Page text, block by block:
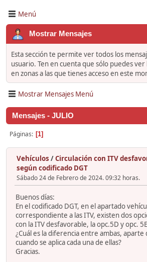
Menú
Mostrar Mensajes
Esta sección te permite ver todos los
usuario. Ten en cuenta que sólo puedes
en zonas a las que tienes acceso en este
Mostrar Mensajes Menú
Mensajes - JULIO
Páginas 1
Vehículos /Circulación con ITV
según codificado DGT
Sábado 24 de Febrero de 2024. 09:32 horas.
Buenos días:
En el codificado DGT, en el apartado
correspondiente a las ITV, existen dos
con la ITV desfavorable, la opc.5D y opc.
¿Cuál es la diferencia entre ambas, aparte
cuando se aplica cada una de ellas?
Gracias.